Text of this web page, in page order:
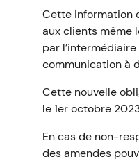
Cette information
aux clients même
par l’intermédiaire
communication à
Cette nouvelle
le 1er octobre
En cas de non-
des amendes